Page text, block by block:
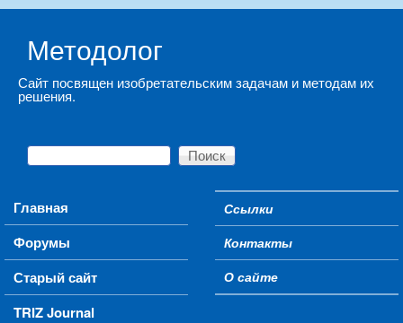
Методолог
Сайт посвящен изобретательским задачам и методам их
решения.
Форма поиска
Поиск
Main menu
Главная
Форумы
Старый сайт
TRIZ Journal
Secondary menu
Ссылки
Контакты
О сайте